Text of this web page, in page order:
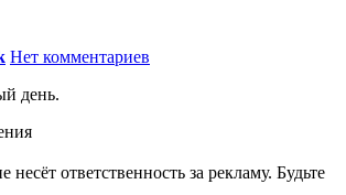
Нет комментариев
день.
несёт ответственность за рекламу. Будьте